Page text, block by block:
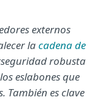
externos
lacadena de
robusta
eslabones que
También es clave